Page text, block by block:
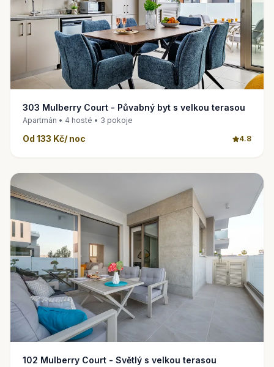
303 Mulberry Court - Půvabný byt s velkou terasou
Apartmán • 4 hosté • 3 pokoje
Od 133 Kč/ noc 4.8
102 Mulberry Court - Světlý s velkou terasou